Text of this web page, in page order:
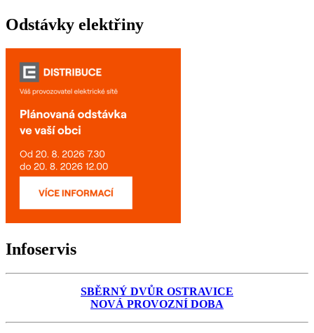
Odstávky elektřiny
Infoservis
SBĚRNÝ DVŮR OSTRAVICE
NOVÁ PROVOZNÍ DOBA